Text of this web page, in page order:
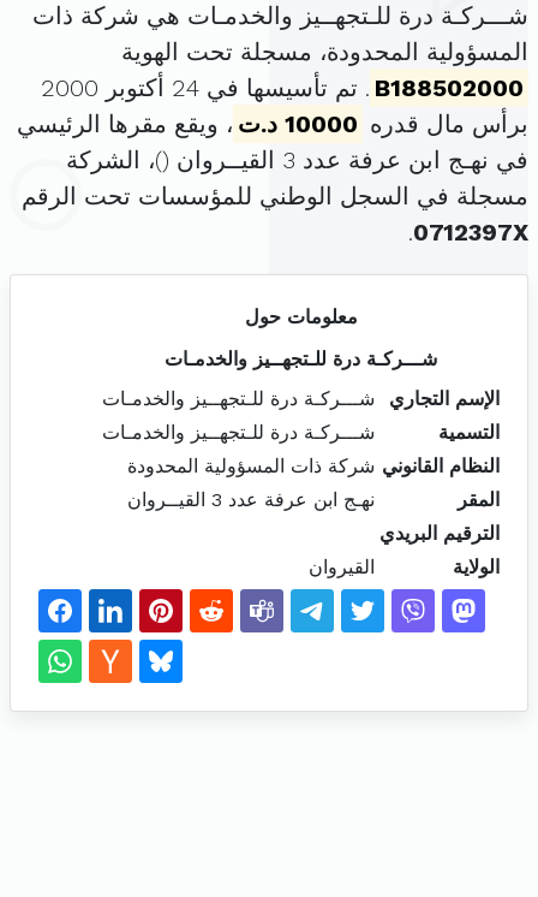
شـــركـة درة للـتجهــيز والخدمـات هي شركة ذات
المسؤولية المحدودة، مسجلة تحت الهوية
B188502000
. تم تأسيسها في 24 أكتوبر 2000
برأس مال قدره 10000 د.ت
، ويقع مقرها الرئيسي
في نهـج ابن عرفة عدد 3 القيــروان (
)، الشركة
مسجلة في السجل الوطني للمؤسسات تحت الرقم
0712397X
.
معلومات حول
شـــركـة درة للـتجهــيز والخدمـات
الإسم التجاري
شـــركـة درة للـتجهــيز والخدمـات
التسمية
شـــركـة درة للـتجهــيز والخدمـات
النظام القانوني شركة ذات المسؤولية المحدودة
المقر
نهـج ابن عرفة عدد 3 القيــروان
الترقيم البريدي
الولاية
القيروان